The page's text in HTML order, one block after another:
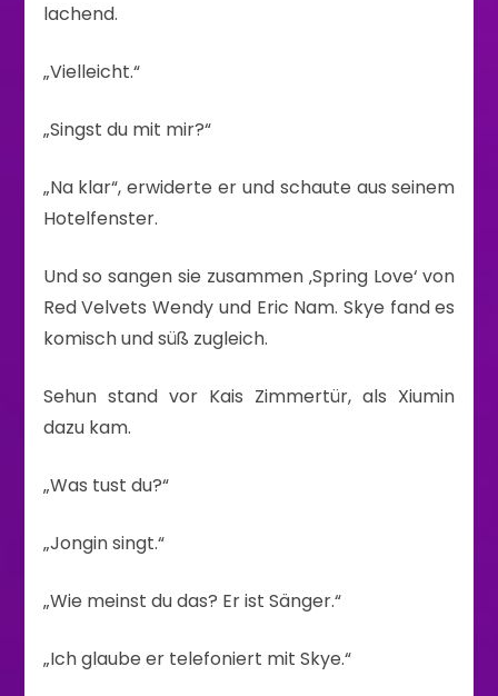
lachend.
„Vielleicht.“
„Singst du mit mir?“
„Na klar“, erwiderte er und schaute aus seinem
Hotelfenster.
Und so sangen sie zusammen ‚Spring Love‘ von
Red Velvets Wendy und Eric Nam. Skye fand es
komisch und süß zugleich.
Sehun stand vor Kais Zimmertür, als Xiumin
dazu kam.
„Was tust du?“
„Jongin singt.“
„Wie meinst du das? Er ist Sänger.“
„Ich glaube er telefoniert mit Skye.“